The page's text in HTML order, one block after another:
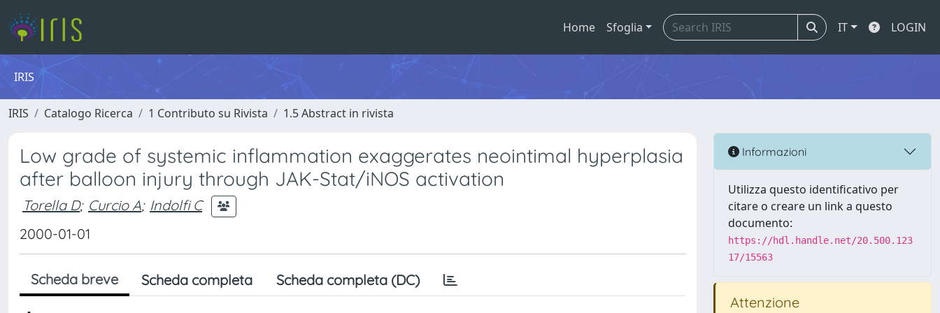
Home Sfoglia IT LOGIN
IRIS
IRIS Catalogo Ricerca 1 Contributo su Rivista 1.5 Abstract in rivista
Low grade of systemic inflammation exaggerates neointimal hyperplasia
after balloon injury through JAK-Stat/iNOS activation
Torella D; Curcio A; Indolfi C
2000-01-01
Scheda breve Scheda completa Scheda completa (DC)
Informazioni
Utilizza questo identificativo per
citare o creare un link a questo
documento:
https://hdl.handle.net/20.500.123
17/15563
Attenzione